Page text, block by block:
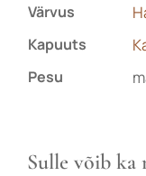
Värvus
Kapuuts
Pesu
Sulle võib ka